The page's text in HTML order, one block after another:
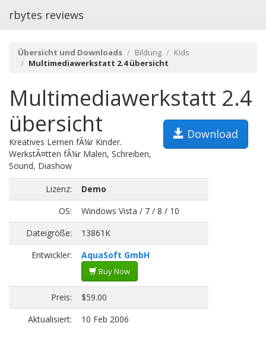
rbytes reviews
Übersicht und Downloads Bildung
Kids
Multimediawerkstatt 2.4 übersicht
Multimediawerkstatt 2.4
übersicht
Download
Kreatives Lernen fÃ¼r Kinder.
WerkstÃ¤tten fÃ¼r Malen, Schreiben,
Sound, Diashow
Lizenz:
Demo
OS:
Windows Vista / 7 / 8 / 10
Dateigröße:
13861K
Entwickler:
AquaSoft GmbH
Buy Now
Preis:
$59.00
Aktualisiert:
10 Feb 2006